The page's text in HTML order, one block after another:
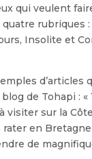
qui veulent
rubriques :
Insolite et
d’articles
de Tohapi : «
sur la Côte
en Bretagne
de